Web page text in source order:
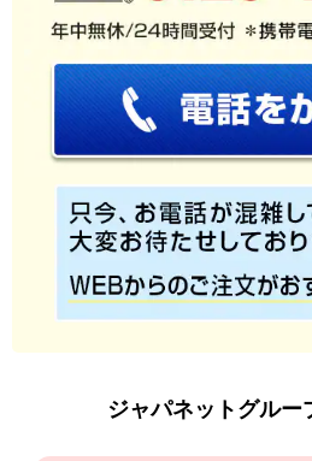
機能も充実していて、高めの設定温
「お客様の声」は実際にご購入されたお客
す。
商品により、同一シリーズをご購入された
ジャパネットグルー